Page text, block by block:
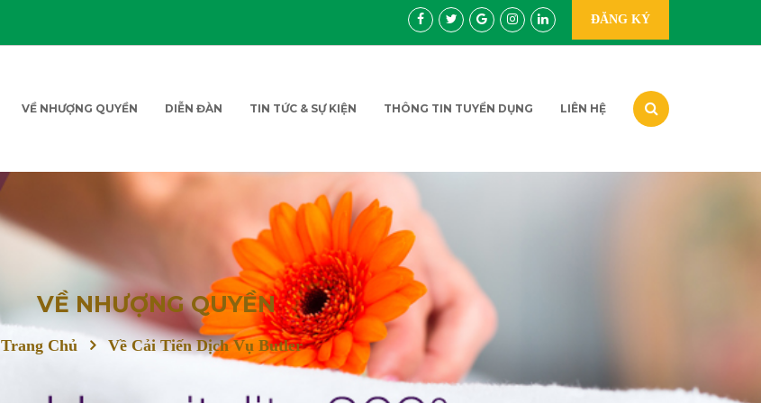
ĐĂNG KÝ
VỀ NHƯỢNG QUYỀN DIỄN ĐÀN TIN TỨC & SỰ KIỆN THÔNG TIN TUYỂN DỤNG LIÊN HỆ
VỀ NHƯỢNG QUYỀN
Trang Chủ Về Cải Tiến Dịch Vụ Butler